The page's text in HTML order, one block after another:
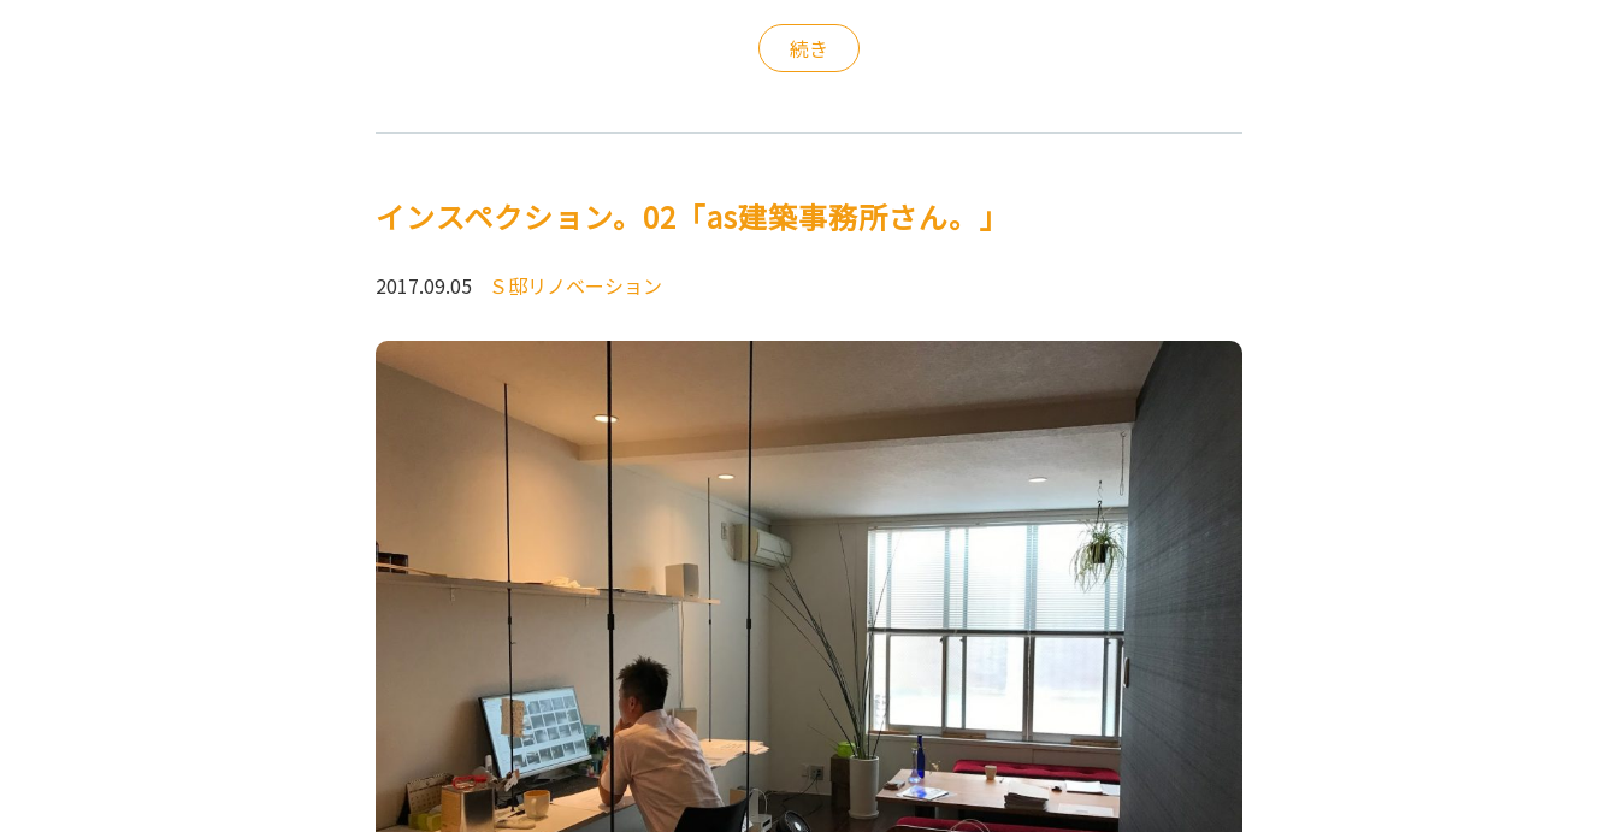
続き
インスペクション。02「as建築事務所さん。」
2017.09.05 Ｓ邸リノベーション